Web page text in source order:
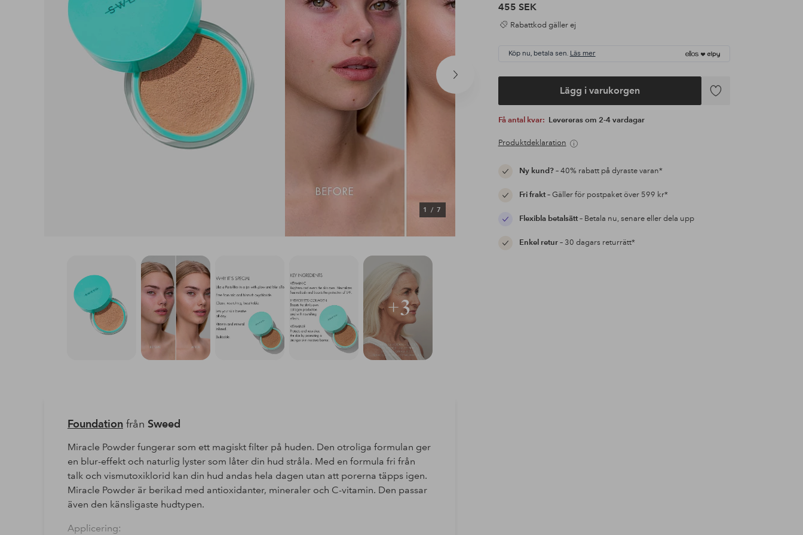
Nästa
1/ 7
455 SEK
Rabattkod gäller ej
Köp nu, betala sen. Läs mer
Lägg i varukorgen
Lägg
Få antal kvar: Levereras om 2-4 vardagar
Produktdeklaration
Ny kund?– 40% rabatt på dyraste varan*
Fri frakt– Gäller för postpaket över 599 kr*
Flexibla betalsätt– Betala nu, senare eller dela upp
Enkel retur– 30 dagars returrätt*
+3
Foundationfrån Sweed
Miracle Powder fungerar som ett magiskt filter på huden. Den otroliga formulan ger
en blur-effekt och naturlig lyster som låter din hud stråla. Med en formula fri från
talk och vismutoxiklorid kan din hud andas hela dagen utan att porerna täpps igen.
Miracle Powder är berikad med antioxidanter, mineraler och C-vitamin. Den passar
även den känsligaste hudtypen.
Applicering: